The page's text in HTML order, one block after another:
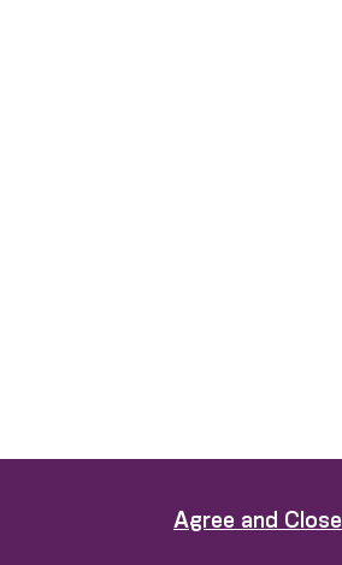
Agree and Close